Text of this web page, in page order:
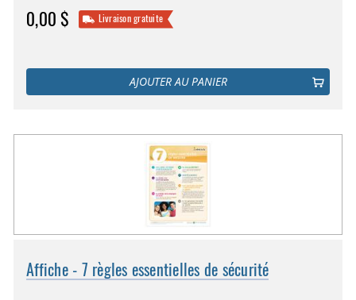
0,00 $ Livraison gratuite
AJOUTER AU PANIER
Affiche - 7 règles essentielles de sécurité